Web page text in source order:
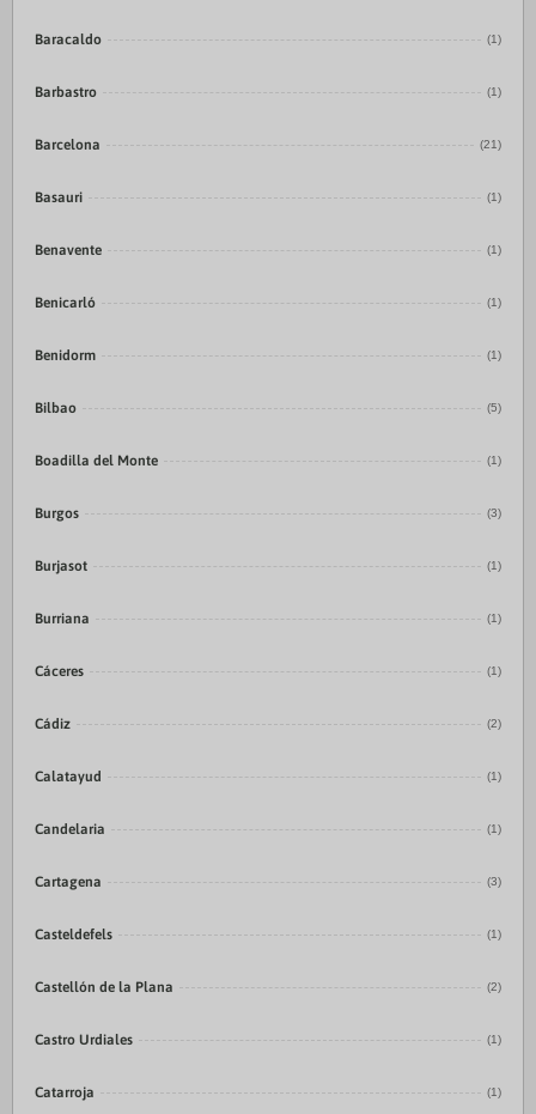
Baracaldo (1)
Barbastro (1)
Barcelona (21)
Basauri (1)
Benavente (1)
Benicarló (1)
Benidorm (1)
Bilbao (5)
Boadilla del Monte (1)
Burgos (3)
Burjasot (1)
Burriana (1)
Cáceres (1)
Cádiz (2)
Calatayud (1)
Candelaria (1)
Cartagena (3)
Casteldefels (1)
Castellón de la Plana (2)
Castro Urdiales (1)
Catarroja (1)